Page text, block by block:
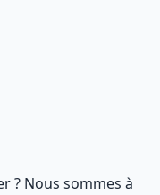
? Nous sommes à